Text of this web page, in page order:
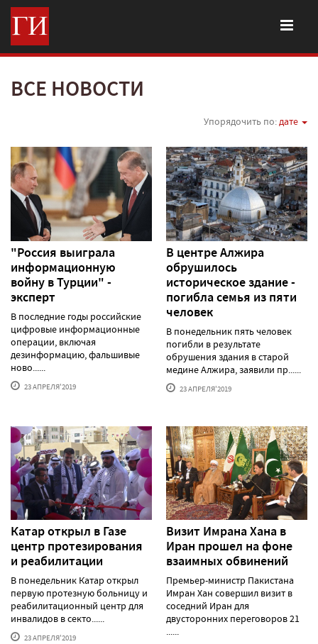
ВСЕ НОВОСТИ
Упорядочить по:дате
"Россия выиграла
информационную
войну в Турции" -
эксперт
В последние годы российские
цифровые информационные
операции, включая
дезинформацию, фальшивые
ново......
23 АПРЕЛЯ'2019
В центре Алжира
обрушилось
историческое здание -
погибла семья из пяти
человек
В понедельник пять человек
погибли в результате
обрушения здания в старой
медине Алжира, заявили пр......
23 АПРЕЛЯ'2019
Катар открыл в Газе
центр протезирования
и реабилитации
В понедельник Катар открыл
первую протезную больницу и
реабилитационный центр для
инвалидов в секто......
23 АПРЕЛЯ'2019
Визит Имрана Хана в
Иран прошел на фоне
взаимных обвинений
Премьер-министр Пакистана
Имран Хан совершил визит в
соседний Иран для
двусторонних переговоров 21
......